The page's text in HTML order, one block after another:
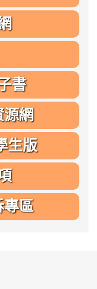
書
網
生版
專區